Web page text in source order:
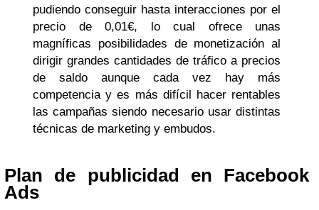
pudiendo conseguir hasta interacciones por el
precio de 0,01€, lo cual ofrece unas
magníficas posibilidades de monetización al
dirigir grandes cantidades de tráfico a precios
de saldo aunque cada vez hay más
competencia y es más difícil hacer rentables
las campañas siendo necesario usar distintas
técnicas de marketing y embudos.
Plan de publicidad en Facebook
Ads